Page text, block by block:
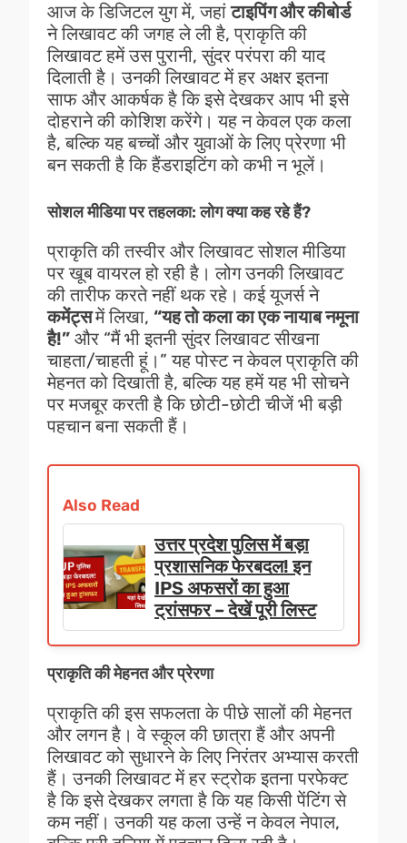
आज के डिजिटल युग में, जहांटाइपिंग और कीबोर्ड
ने लिखावट की जगह ले ली है, प्राकृति की
लिखावट हमें उस पुरानी, सुंदर परंपरा की याद
दिलाती है। उनकी लिखावट में हर अक्षर इतना
साफ और आकर्षक है कि इसे देखकर आप भी इसे
दोहराने की कोशिश करेंगे। यह न केवल एक कला
है, बल्कि यह बच्चों और युवाओं के लिए प्रेरणा भी
बन सकती है कि हैंडराइटिंग को कभी न भूलें।
सोशल मीडिया पर तहलका: लोग क्या कह रहे हैं?
प्राकृति की तस्वीर और लिखावट सोशल मीडिया
पर खूब वायरल हो रही है। लोग उनकी लिखावट
की तारीफ करते नहीं थक रहे। कई यूजर्स ने
कमेंट्समें लिखा, “यह तो कला का एक नायाब नमूना
है!” और “मैं भी इतनी सुंदर लिखावट सीखना
चाहता/चाहती हूं।” यह पोस्ट न केवल प्राकृति की
मेहनत को दिखाती है, बल्कि यह हमें यह भी सोचने
पर मजबूर करती है कि छोटी-छोटी चीजें भी बड़ी
पहचान बना सकती हैं।
Also Read
उत्तर प्रदेश पुलिस में बड़ा
प्रशासनिक फेरबदल! इन
IPS अफसरों का हुआ
ट्रांसफर – देखें पूरी लिस्ट
प्राकृति की मेहनत और प्रेरणा
प्राकृति की इस सफलता के पीछे सालों की मेहनत
और लगन है। वे स्कूल की छात्रा हैं और अपनी
लिखावट को सुधारने के लिए निरंतर अभ्यास करती
हैं। उनकी लिखावट में हर स्ट्रोक इतना परफेक्ट
है कि इसे देखकर लगता है कि यह किसी पेंटिंग से
कम नहीं। उनकी यह कला उन्हें न केवल नेपाल,